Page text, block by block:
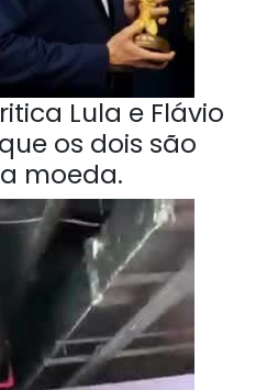
Lula e Flávio
os dois são
moeda.